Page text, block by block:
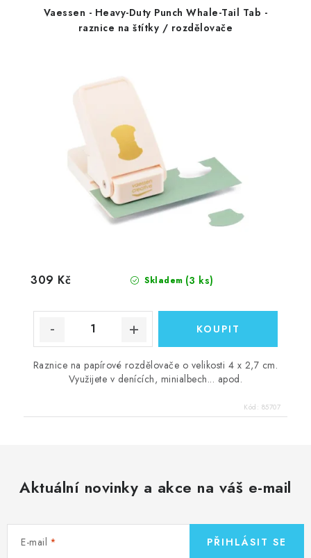
Vaessen - Heavy-Duty Punch Whale-Tail Tab -
raznice na štítky / rozdělovače
Skladem (3 ks)
309 Kč
Raznice na papírové rozdělovače o velikosti 4 x 2,7 cm.
Využijete v denících, minialbech... apod.
Kód: 85707
Aktuální novinky a akce na váš e-mail
E-mail PŘIHLÁSIT SE